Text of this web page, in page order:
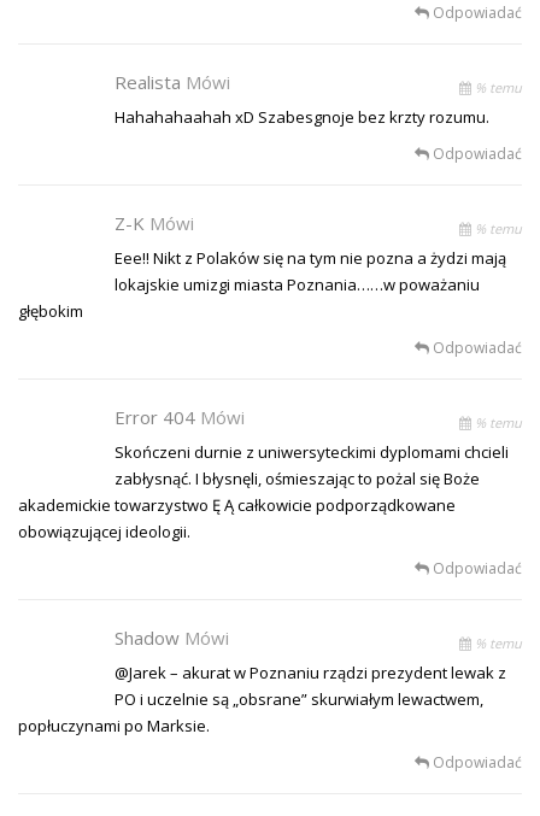
Odpowiadać
Realista Mówi % temu
Hahahahaahah xD Szabesgnoje bez krzty rozumu.
Odpowiadać
Z-K Mówi % temu
Eee!! Nikt z Polaków się na tym nie pozna a żydzi mają
lokajskie umizgi miasta Poznania……w poważaniu
głębokim
Odpowiadać
Error 404 Mówi % temu
Skończeni durnie z uniwersyteckimi dyplomami chcieli
zabłysnąć. I błysnęli, ośmieszając to pożal się Boże
akademickie towarzystwo Ę Ą całkowicie podporządkowane
obowiązującej ideologii.
Odpowiadać
Shadow Mówi % temu
@Jarek – akurat w Poznaniu rządzi prezydent lewak z
PO i uczelnie są „obsrane” skurwiałym lewactwem,
popłuczynami po Marksie.
Odpowiadać